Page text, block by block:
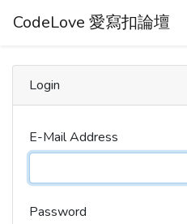
CodeLove 愛寫扣論壇
Login
E-Mail Address
Password